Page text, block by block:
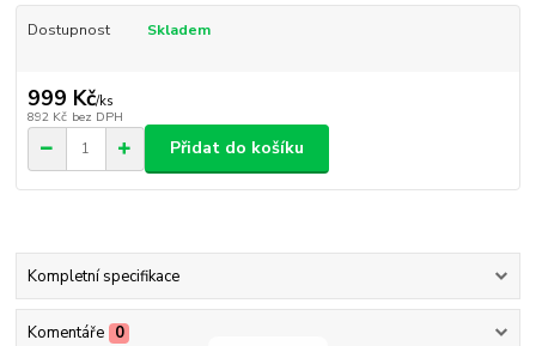
Dostupnost Skladem
999 Kč/ks
892 Kč bez DPH
Přidat do košíku
Kompletní specifikace
Komentáře 0